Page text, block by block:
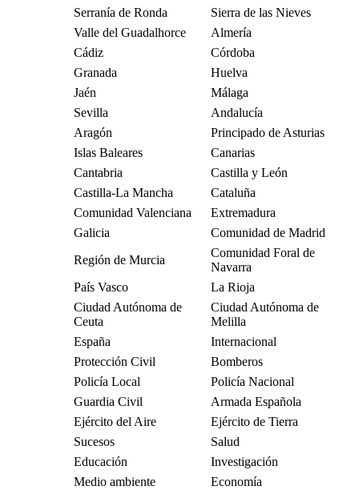
Serranía de Ronda
Sierra de las Nieves
Valle del Guadalhorce
Almería
Cádiz
Córdoba
Granada
Huelva
Jaén
Málaga
Sevilla
Andalucía
Aragón
Principado de Asturias
Islas Baleares
Canarias
Cantabria
Castilla y León
Castilla-La Mancha
Cataluña
Comunidad Valenciana
Extremadura
Galicia
Comunidad de Madrid
Región de Murcia
Comunidad Foral de
Navarra
País Vasco
La Rioja
Ciudad Autónoma de
Ceuta
Ciudad Autónoma de
Melilla
España
Internacional
Protección Civil
Bomberos
Policía Local
Policía Nacional
Guardia Civil
Armada Española
Ejército del Aire
Ejército de Tierra
Sucesos
Salud
Educación
Investigación
Medio ambiente
Economía